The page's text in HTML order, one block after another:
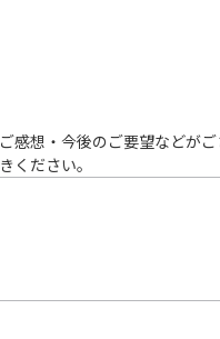
感想・今後のご要望などがご
ください。